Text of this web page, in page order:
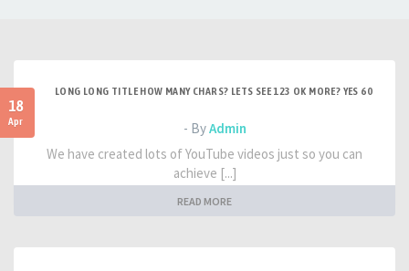
18
Apr
LONG LONG TITLE HOW MANY CHARS? LETS SEE 123 OK MORE? YES 60
- ByAdmin
We have created lots of YouTube videos just so you can
achieve [...]
READ MORE